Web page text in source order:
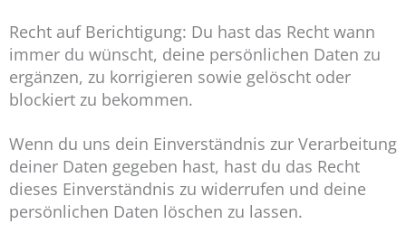
Recht auf Berichtigung: Du hast das Recht wann
immer du wünscht, deine persönlichen Daten zu
ergänzen, zu korrigieren sowie gelöscht oder
blockiert zu bekommen.
Wenn du uns dein Einverständnis zur Verarbeitung
deiner Daten gegeben hast, hast du das Recht
dieses Einverständnis zu widerrufen und deine
persönlichen Daten löschen zu lassen.